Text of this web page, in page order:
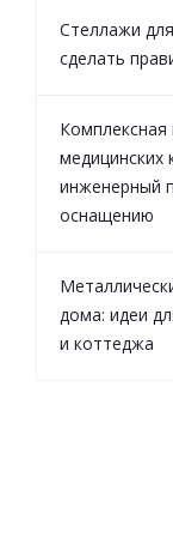
Стеллажи
сделать
медицинских
инженерный
оснащению
дома: идеи
и коттеджа